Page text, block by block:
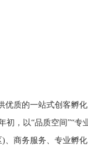
质的一站式创客孵化
，以“品质空间”“
务服务、专业孵化